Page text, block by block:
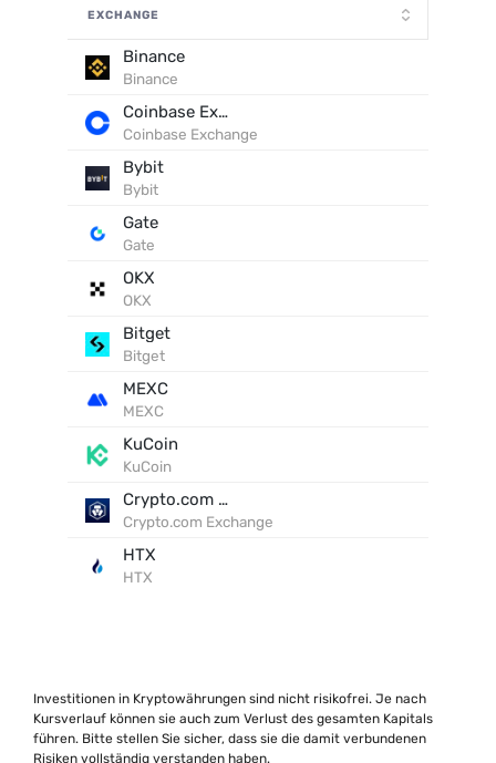
EXCHANGE
Binance
Binance
Coinbase Exchange
Coinbase Exchange
Bybit
Bybit
Gate
Gate
OKX
OKX
Bitget
Bitget
MEXC
MEXC
KuCoin
KuCoin
Crypto.com Exchange
Crypto.com Exchange
HTX
HTX
Investitionen in Kryptowährungen sind nicht risikofrei. Je nach
Kursverlauf können sie auch zum Verlust des gesamten Kapitals
führen. Bitte stellen Sie sicher, dass sie die damit verbundenen
Risiken vollständig verstanden haben.